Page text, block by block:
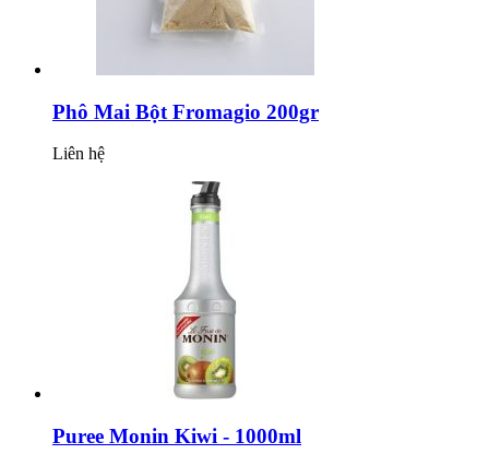
Phô Mai Bột Fromagio 200gr
Liên hệ
Puree Monin Kiwi - 1000ml